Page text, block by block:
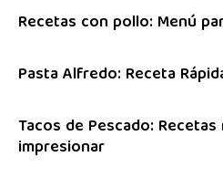
Recetas con pollo: Menú
Pasta Alfredo: Receta
Tacos de Pescado:
impresionar